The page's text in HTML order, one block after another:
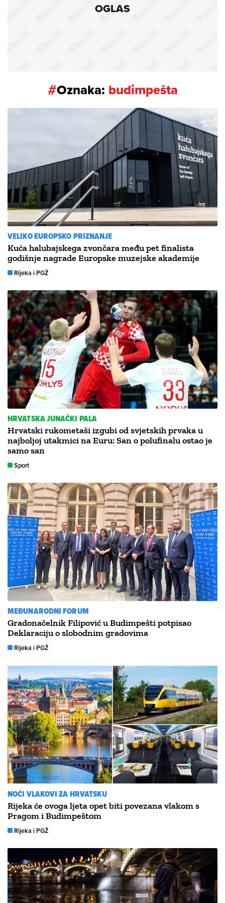
OGLAS
#Oznaka: budimpešta
VELIKO EUROPSKO PRIZNANJE
Kuća halubajskega zvončara među pet finalista
godišnje nagrade Europske muzejske akademije
Rijeka i PGŽ
HRVATSKA JUNAČKI PALA
Hrvatski rukometaši izgubi od svjetskih prvaka u
najboljoj utakmici na Euru: San o polufinalu ostao je
samo san
Sport
MEĐUNARODNI FORUM
Gradonačelnik Filipović u Budimpešti potpisao
Deklaraciju o slobodnim gradovima
Rijeka i PGŽ
NOĆI VLAKOVI ZA HRVATSKU
Rijeka će ovoga ljeta opet biti povezana vlakom s
Pragom i Budimpeštom
Rijeka i PGŽ